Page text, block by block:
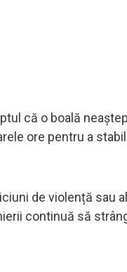
că o boală
ore pentru a
de violență sau
continuă să